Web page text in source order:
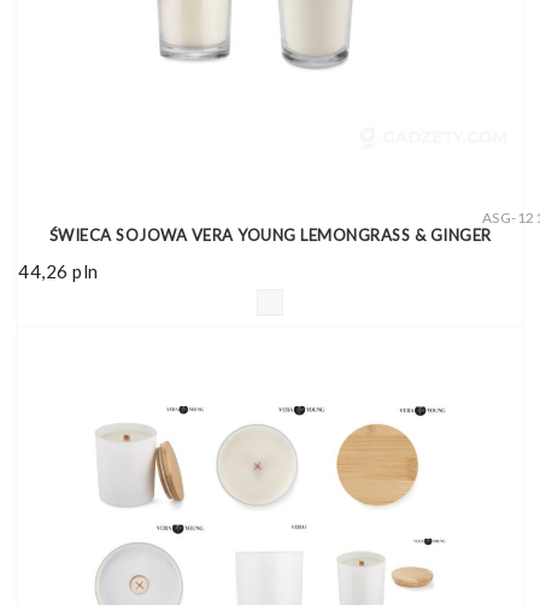
ASG-
ŚWIECA SOJOWA VERA YOUNG LEMONGRASS & GINGER
44,26 pln